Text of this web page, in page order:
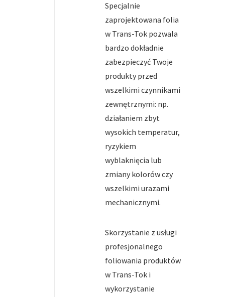
Specjalnie
zaprojektowana folia
w Trans-Tok pozwala
bardzo dokładnie
zabezpieczyć Twoje
produkty przed
wszelkimi czynnikami
zewnętrznymi: np.
działaniem zbyt
wysokich temperatur,
ryzykiem
wyblaknięcia lub
zmiany kolorów czy
wszelkimi urazami
mechanicznymi.
Skorzystanie z usługi
profesjonalnego
foliowania produktów
w Trans-Tok i
wykorzystanie